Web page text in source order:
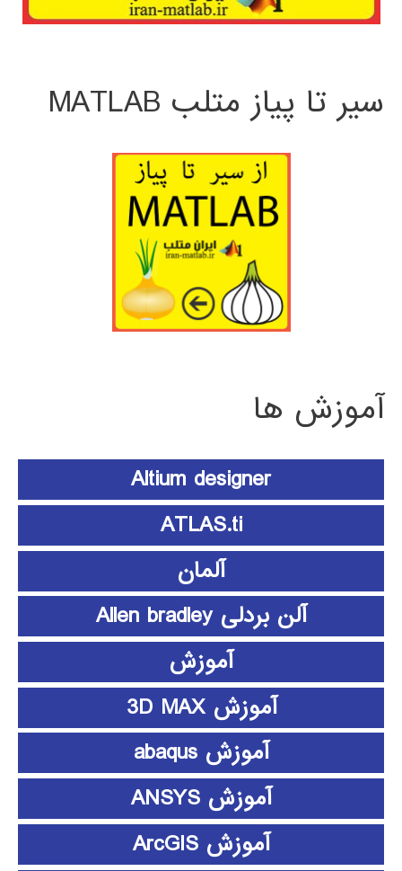
سیر تا پیاز متلب MATLAB
آموزش ها
Altium designer
ATLAS.ti
آلمان
آلن بردلی Allen bradley
آموزش
آموزش 3D MAX
آموزش abaqus
آموزش ANSYS
آموزش ArcGIS